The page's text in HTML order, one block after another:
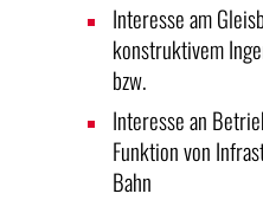
Interesse am
konstruktivem
bzw.
Interesse an
Funktion von
Bahn